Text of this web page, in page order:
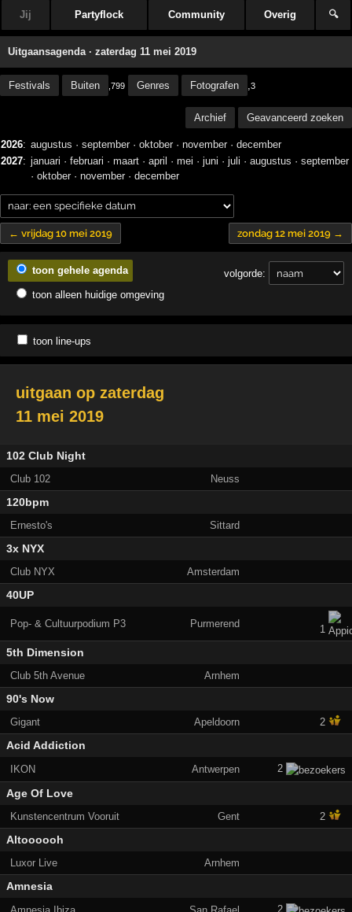
Jij Partyflock Community Overig 🔍
Uitgaansagenda · zaterdag 11 mei 2019
Festivals Buiten ,799 Genres Fotografen ,3
Archief Geavanceerd zoeken
2026: augustus · september· oktober· november· december
2027: januari · februari · maart · april · mei · juni · juli · augustus · september
· oktober· november· december
← vrijdag 10 mei 2019 zondag 12 mei 2019 →
volgorde:
toon gehele agenda
toon alleen huidige omgeving
toon line-ups
uitgaan op zaterdag
11 mei 2019
102 Club Night
Club 102 Neuss
120bpm
Ernesto's Sittard
3x NYX
Club NYX Amsterdam
40UP
Pop- & Cultuurpodium P3 Purmerend 1
5th Dimension
Club 5th Avenue Arnhem
90's Now
Gigant Apeldoorn 2
Acid Addiction
IKON Antwerpen 2
Age Of Love
Kunstencentrum Vooruit Gent 2
Altoooooh
Luxor Live Arnhem
Amnesia
2